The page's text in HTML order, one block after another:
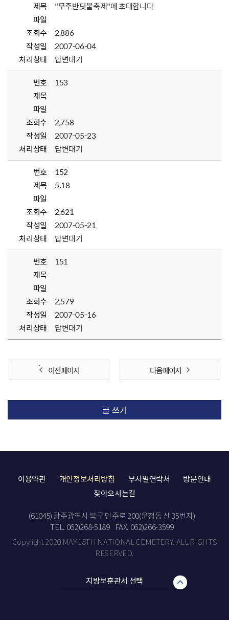
제목
"무주반딧불축제"에 초대합니다
파일
조회수
2,886
작성일
2007-06-04
처리상태
답변대기
번호
153
제목
파일
조회수
2,758
작성일
2007-05-23
처리상태
답변대기
번호
152
제목
5.18
파일
조회수
2,621
작성일
2007-05-21
처리상태
답변대기
번호
151
제목
파일
조회수
2,579
작성일
2007-05-16
처리상태
답변대기
이전 페이지 다음 페이지
글 쓰기
이용약관 개인정보처리방침 부서별연락처
방문안내
찾아오시는길
(61045) 광주광역시 북구 민주로 200(운정동 산 35번지)
TEL. 062)268-5189
FAX. 062)266-3599
Copyright 2020 MAY 18TH NATIONAL CEMETERY. ALL RIGHTS
RESERVED.
지방보훈관서 선택